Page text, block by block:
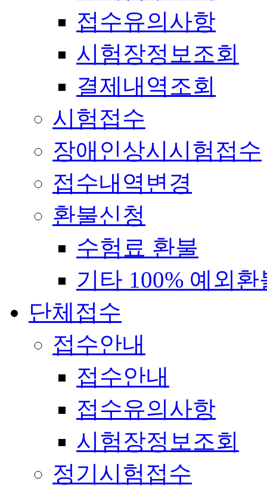
접수유의사항
시험장정보조회
결제내역조회
시험접수
장애인상시시험접수
접수내역변경
환불신청
수험료 환불
기타 100% 예외환
단체접수
접수안내
접수안내
접수유의사항
시험장정보조회
정기시험접수